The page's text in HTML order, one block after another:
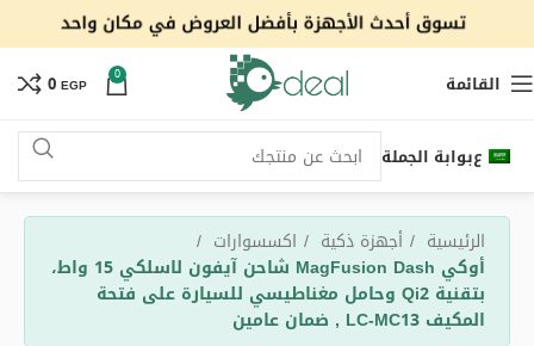
القائمة 0
0EGP
عبوابة الجملة
الرئيسية أجهزة ذكية
اكسسوارات
أوكي MagFusion Dash شاحن آيفون لاسلكي 15 واط،
بتقنية Qi2 وحامل مغناطيسي للسيارة على فتحة
المكيف LC-MC13 , ضمان عامين